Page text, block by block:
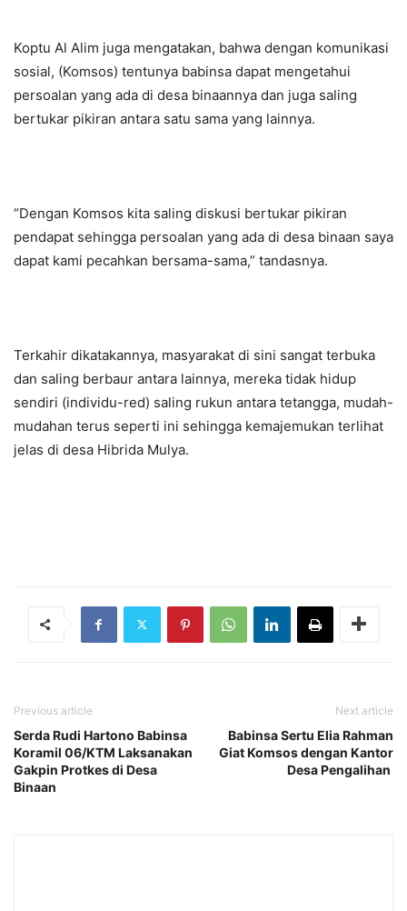
Koptu Al Alim juga mengatakan, bahwa dengan komunikasi
sosial, (Komsos) tentunya babinsa dapat mengetahui
persoalan yang ada di desa binaannya dan juga saling
bertukar pikiran antara satu sama yang lainnya.
“Dengan Komsos kita saling diskusi bertukar pikiran
pendapat sehingga persoalan yang ada di desa binaan saya
dapat kami pecahkan bersama-sama,” tandasnya.
Terkahir dikatakannya, masyarakat di sini sangat terbuka
dan saling berbaur antara lainnya, mereka tidak hidup
sendiri (individu-red) saling rukun antara tetangga, mudah-
mudahan terus seperti ini sehingga kemajemukan terlihat
jelas di desa Hibrida Mulya.
Previous article
Serda Rudi Hartono Babinsa
Koramil 06/KTM Laksanakan
Gakpin Protkes di Desa
Binaan
Next article
Babinsa Sertu Elia Rahman
Giat Komsos dengan Kantor
Desa Pengalihan